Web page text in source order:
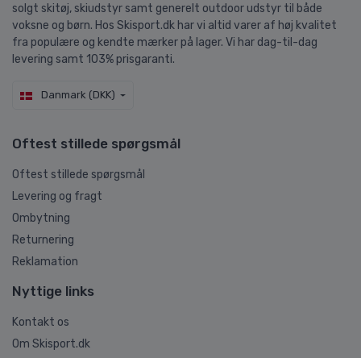
solgt skitøj, skiudstyr samt generelt outdoor udstyr til både
voksne og børn. Hos Skisport.dk har vi altid varer af høj kvalitet
fra populære og kendte mærker på lager. Vi har dag-til-dag
levering samt 103% prisgaranti.
Danmark (DKK)
Oftest stillede spørgsmål
Oftest stillede spørgsmål
Levering og fragt
Ombytning
Returnering
Reklamation
Nyttige links
Kontakt os
Om Skisport.dk